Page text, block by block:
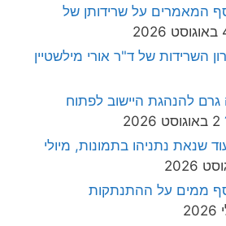
המאמרים על שרידותן של
השרידות של ד"ר אורי מילשטיין
להנהגת היישוב לפתוח
2 באוגוסט 2026
שנאת נתניהו בתמונות, מיולי
ממים על ההתנתקות